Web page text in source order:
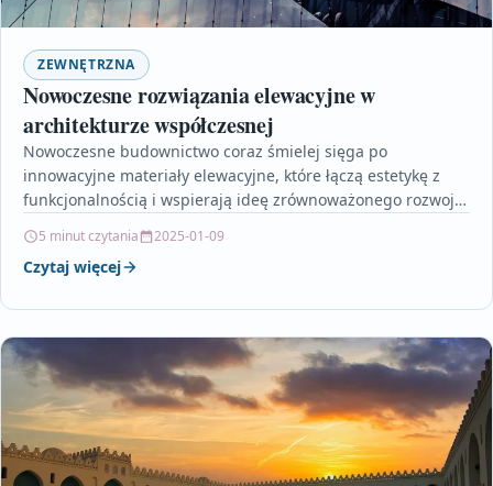
ZEWNĘTRZNA
Nowoczesne rozwiązania elewacyjne w
architekturze współczesnej
Nowoczesne budownictwo coraz śmielej sięga po
innowacyjne materiały elewacyjne, które łączą estetykę z
funkcjonalnością i wspierają ideę zrównoważonego rozwoju.
5 minut czytania 2025-01-09
Czytaj więcej